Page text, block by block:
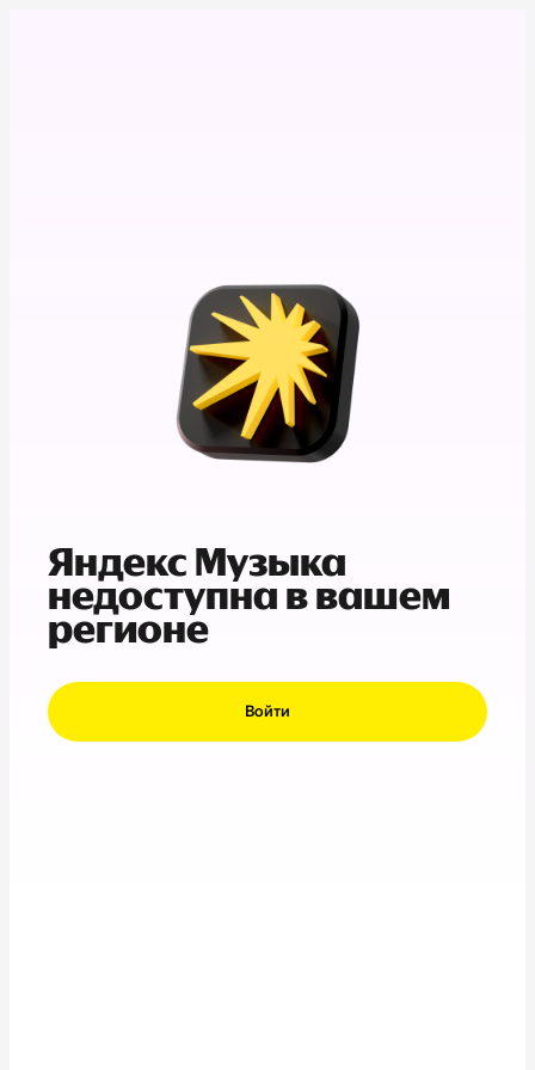
Яндекс Музыка
недоступна в вашем
регионе
Войти